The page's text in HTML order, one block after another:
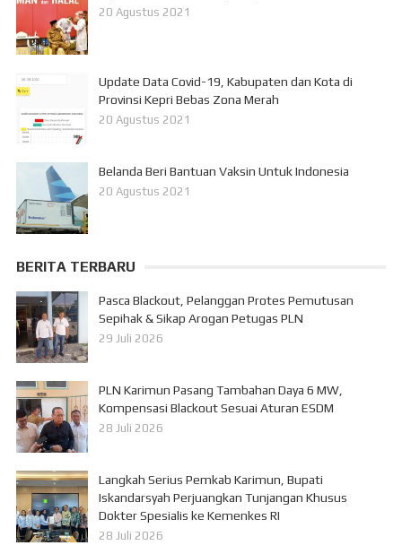
20 Agustus 2021
Update Data Covid-19, Kabupaten dan Kota di
Provinsi Kepri Bebas Zona Merah
20 Agustus 2021
Belanda Beri Bantuan Vaksin Untuk Indonesia
20 Agustus 2021
BERITA TERBARU
Pasca Blackout, Pelanggan Protes Pemutusan
Sepihak & Sikap Arogan Petugas PLN
29 Juli 2026
PLN Karimun Pasang Tambahan Daya 6 MW,
Kompensasi Blackout Sesuai Aturan ESDM
28 Juli 2026
Langkah Serius Pemkab Karimun, Bupati
Iskandarsyah Perjuangkan Tunjangan Khusus
Dokter Spesialis ke Kemenkes RI
28 Juli 2026